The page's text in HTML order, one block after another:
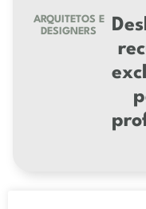
ARQUITETOS E
DESIGNERS